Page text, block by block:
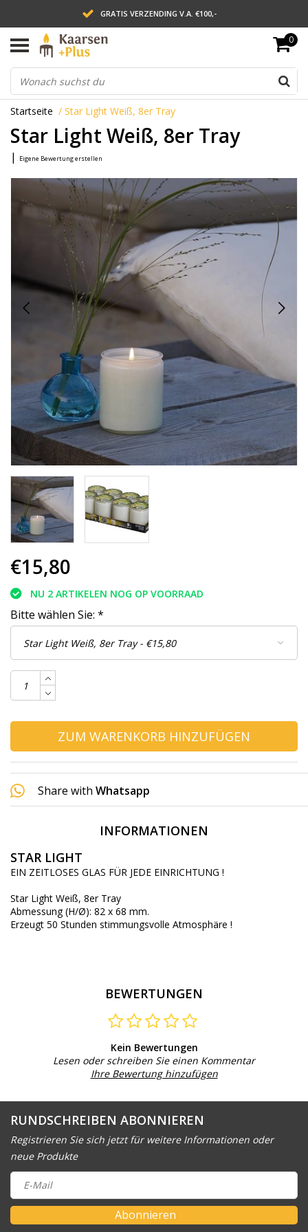
GRATIS VERZENDING V.A. €100,-
LEVERING BINNEN 2 WERKDAGEN
ACHTERAF BETALEN VIA AFTERPAY
0
Startseite / Star Light Weiß, 8er Tray
Star Light Weiß, 8er Tray
| Eigene Bewertung erstellen
€15,80
NU 2 ARTIKELEN NOG OP VOORRAAD
Bitte wählen Sie: *
ZUM WARENKORB HINZUFÜGEN
Share with Whatsapp
INFORMATIONEN
STAR LIGHT
EIN ZEITLOSES GLAS FÜR JEDE EINRICHTUNG !
Star Light Weiß, 8er Tray
Abmessung (H/Ø): 82 x 68 mm.
Erzeugt 50 Stunden stimmungsvolle Atmosphäre !
BEWERTUNGEN
Kein Bewertungen
Lesen oder schreiben Sie einen Kommentar
Ihre Bewertung hinzufügen
RUNDSCHREIBEN ABONNIEREN
Registrieren Sie sich jetzt für weitere Informationen oder
neue Produkte
Abonnieren